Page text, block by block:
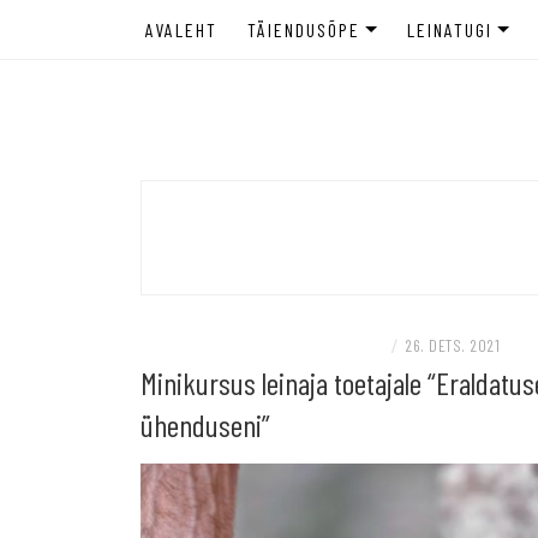
AVALEHT TÄIENDUSÕPE LEINATUGI
NOORTELE JA
/ 26. DETS. 2021
Minikursus leinaja toetajale
ühenduseni”